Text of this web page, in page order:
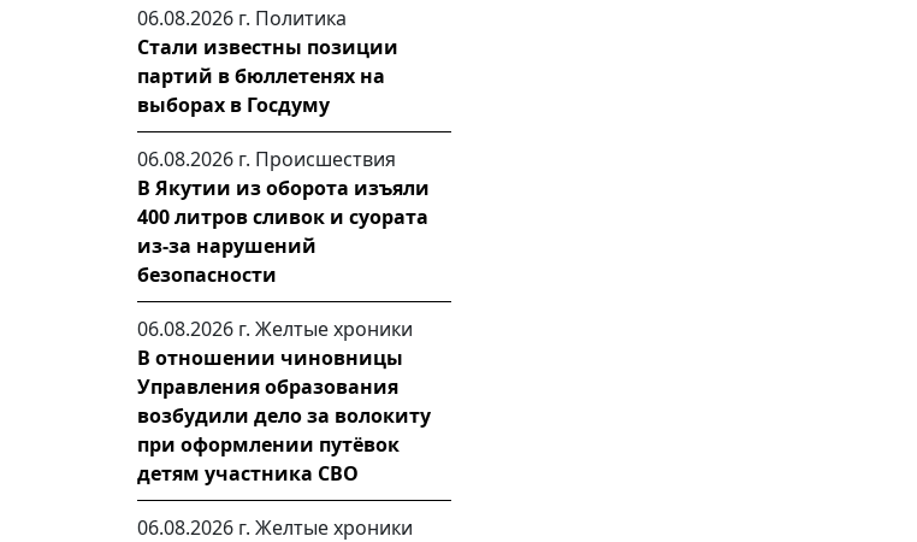
06.08.2026 г. Политика
Стали известны позиции
партий в бюллетенях на
выборах в Госдуму
06.08.2026 г. Происшествия
В Якутии из оборота изъяли
400 литров сливок и суората
из-за нарушений
безопасности
06.08.2026 г. Желтые хроники
В отношении чиновницы
Управления образования
возбудили дело за волокиту
при оформлении путёвок
детям участника СВО
06.08.2026 г. Желтые хроники